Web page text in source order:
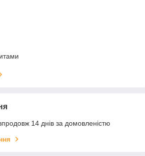
14 днів за домовленістю